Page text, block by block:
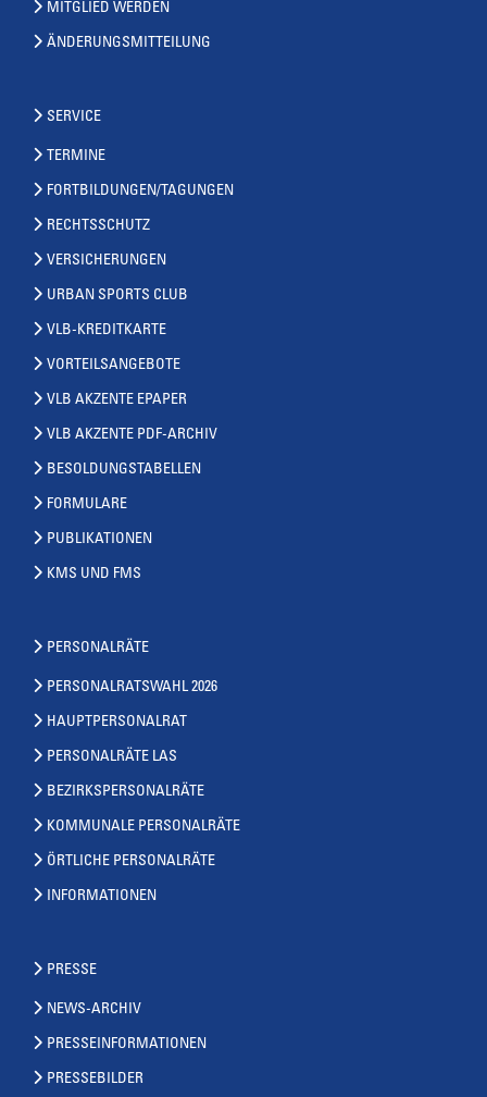
MITGLIED WERDEN
ÄNDERUNGSMITTEILUNG
SERVICE
TERMINE
FORTBILDUNGEN/TAGUNGEN
RECHTSSCHUTZ
VERSICHERUNGEN
URBAN SPORTS CLUB
VLB-KREDITKARTE
VORTEILSANGEBOTE
VLB AKZENTE EPAPER
VLB AKZENTE PDF-ARCHIV
BESOLDUNGSTABELLEN
FORMULARE
PUBLIKATIONEN
KMS UND FMS
PERSONALRÄTE
PERSONALRATSWAHL 2026
HAUPTPERSONALRAT
PERSONALRÄTE LAS
BEZIRKSPERSONALRÄTE
KOMMUNALE PERSONALRÄTE
ÖRTLICHE PERSONALRÄTE
INFORMATIONEN
PRESSE
NEWS-ARCHIV
PRESSEINFORMATIONEN
PRESSEBILDER